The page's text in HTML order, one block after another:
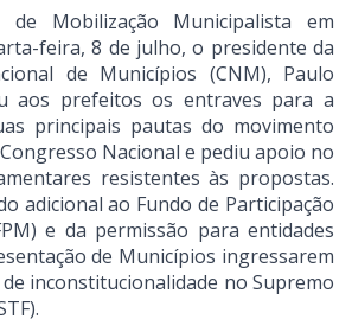
Mobilização Municipalista em
feira, 8 de julho, o presidente da
de Municípios (CNM), Paulo
aos prefeitos os entraves para a
principais pautas do movimento
Nacional e pediu apoio no
resistentes às propostas.
adicional ao Fundo de Participação
e da permissão para entidades
de Municípios ingressarem
inconstitucionalidade no Supremo